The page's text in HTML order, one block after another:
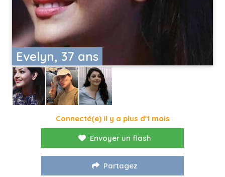
Evelyn, 37 ans
Connecté(e) il y a plus d'1 mois
Envoyer un flash
Partagez